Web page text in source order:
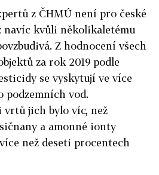
z ČHMÚ není pro české
navíc kvůli několikaletému
Z hodnocení všech
za rok 2019 podle
se vyskytují ve více
podzemních vod.
vrtů jich bylo víc, než
a amonné ionty
než deseti procentech